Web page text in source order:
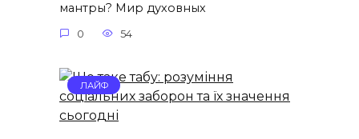
мантры? Мир духовных
0 54
ЛАЙФ